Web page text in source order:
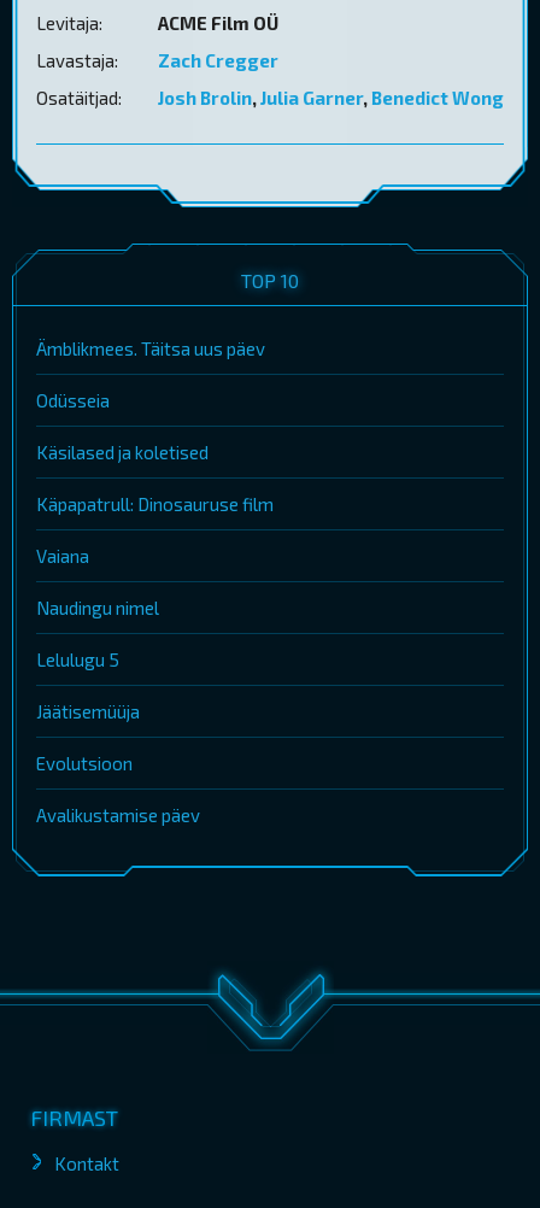
Levitaja:
ACME Film OÜ
Lavastaja:
Zach Cregger
Osatäitjad:
Josh Brolin,Julia Garner,Benedict Wong
TOP 10
Ämblikmees. Täitsa uus päev
Odüsseia
Käsilased ja koletised
Käpapatrull: Dinosauruse film
Vaiana
Naudingu nimel
Lelulugu 5
Jäätisemüüja
Evolutsioon
Avalikustamise päev
FIRMAST
Kontakt